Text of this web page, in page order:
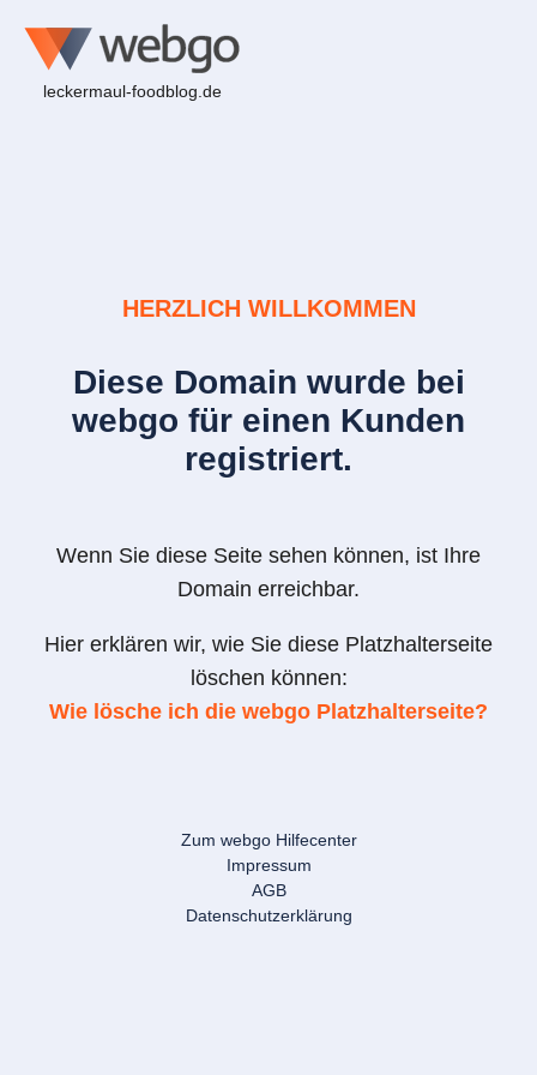
leckermaul-foodblog.de
HERZLICH WILLKOMMEN
Diese Domain wurde bei
webgo für einen Kunden
registriert.
Wenn Sie diese Seite sehen können, ist Ihre
Domain erreichbar.
Hier erklären wir, wie Sie diese Platzhalterseite
löschen können:
Wie lösche ich die webgo Platzhalterseite?
Zum webgo Hilfecenter
Impressum
AGB
Datenschutzerklärung